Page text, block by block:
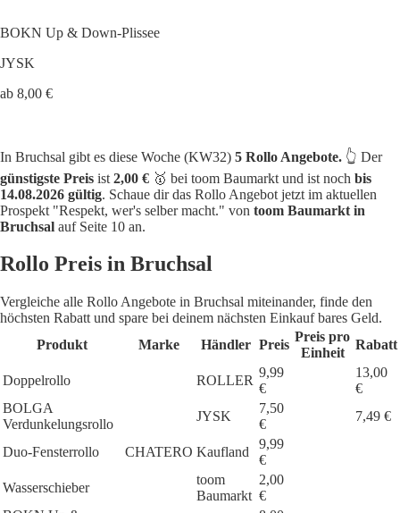
BOKN Up & Down-Plissee
JYSK
ab 8,00 €
In Bruchsal gibt es diese Woche (KW32) 5 Rollo Angebote. 👆 Der
günstigste Preis ist 2,00 € 🥇 bei toom Baumarkt und ist noch bis
14.08.2026 gültig. Schaue dir das Rollo Angebot jetzt im aktuellen
Prospekt "Respekt, wer's selber macht." von toom Baumarkt in
Bruchsal auf Seite 10 an.
Rollo Preis in Bruchsal
Vergleiche alle Rollo Angebote in Bruchsal miteinander, finde den
höchsten Rabatt und spare bei deinem nächsten Einkauf bares Geld.
Produkt
Marke Händler Preis
Preis pro
Einheit
Rabatt
Doppelrollo ROLLER
9,99
€
13,00
€
BOLGA
Verdunkelungsrollo
JYSK
7,50
€
7,49 €
Duo-Fensterrollo CHATERO Kaufland
9,99
€
Wasserschieber
toom
Baumarkt
2,00
€